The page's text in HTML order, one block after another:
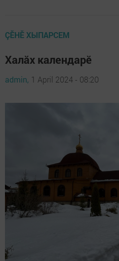
ÇӖНӖ ХЫПАРСЕМ
Халăх календарĕ
admin, 1 April 2024 - 08:20